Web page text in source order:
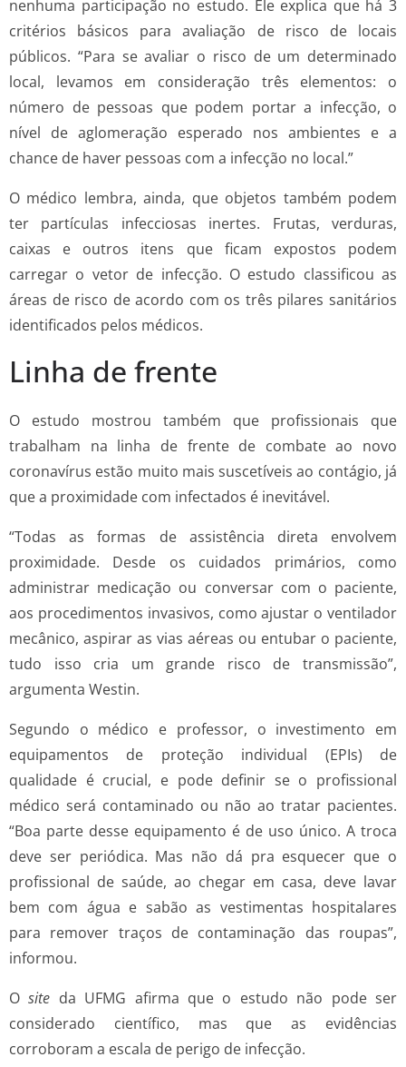
nenhuma participação no estudo. Ele explica que há 3
critérios básicos para avaliação de risco de locais
públicos. “Para se avaliar o risco de um determinado
local, levamos em consideração três elementos: o
número de pessoas que podem portar a infecção, o
nível de aglomeração esperado nos ambientes e a
chance de haver pessoas com a infecção no local.”
O médico lembra, ainda, que objetos também podem
ter partículas infecciosas inertes. Frutas, verduras,
caixas e outros itens que ficam expostos podem
carregar o vetor de infecção. O estudo classificou as
áreas de risco de acordo com os três pilares sanitários
identificados pelos médicos.
Linha de frente
O estudo mostrou também que profissionais que
trabalham na linha de frente de combate ao novo
coronavírus estão muito mais suscetíveis ao contágio, já
que a proximidade com infectados é inevitável.
“Todas as formas de assistência direta envolvem
proximidade. Desde os cuidados primários, como
administrar medicação ou conversar com o paciente,
aos procedimentos invasivos, como ajustar o ventilador
mecânico, aspirar as vias aéreas ou entubar o paciente,
tudo isso cria um grande risco de transmissão”,
argumenta Westin.
Segundo o médico e professor, o investimento em
equipamentos de proteção individual (EPIs) de
qualidade é crucial, e pode definir se o profissional
médico será contaminado ou não ao tratar pacientes.
“Boa parte desse equipamento é de uso único. A troca
deve ser periódica. Mas não dá pra esquecer que o
profissional de saúde, ao chegar em casa, deve lavar
bem com água e sabão as vestimentas hospitalares
para remover traços de contaminação das roupas”,
informou.
Osite da UFMG afirma que o estudo não pode ser
considerado científico, mas que as evidências
corroboram a escala de perigo de infecção.